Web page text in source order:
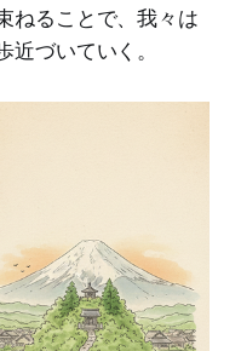
ねることで、我々は
づいていく。